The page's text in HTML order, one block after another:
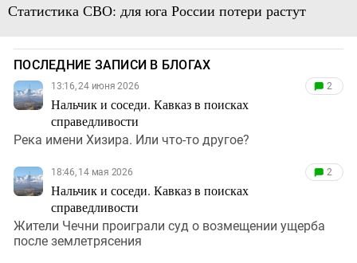
Статистика СВО: для юга России потери растут
ПОСЛЕДНИЕ ЗАПИСИ В БЛОГАХ
13:16, 24 июня 2026
Нальчик и соседи. Кавказ в поисках
справедливости
2
Река имени Хизира. Или что-то другое?
18:46, 14 мая 2026
Нальчик и соседи. Кавказ в поисках
справедливости
2
Жители Чечни проиграли суд о возмещении ущерба
после землетрясения